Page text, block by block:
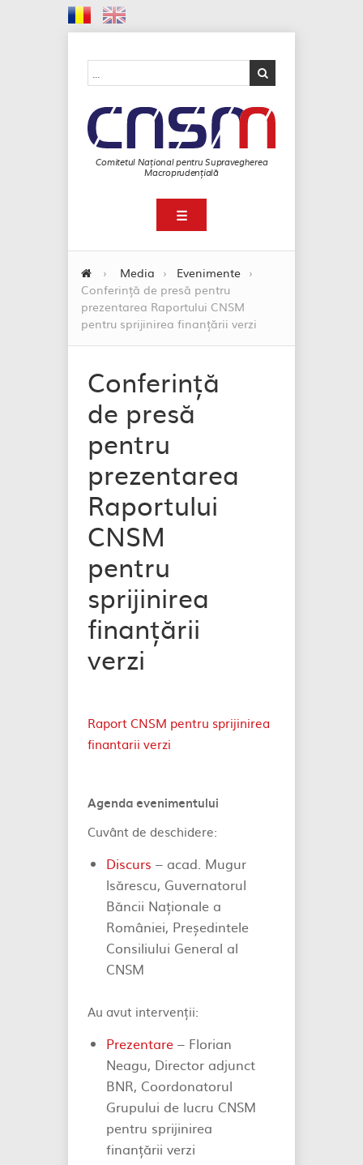
Comitetul Național pentru Supravegherea
Macroprudențială
☰
› Media › Evenimente ›
Conferință de presă pentru
prezentarea Raportului CNSM
pentru sprijinirea finanțării verzi
Conferință
de presă
pentru
prezentarea
Raportului
CNSM
pentru
sprijinirea
finanțării
verzi
Raport CNSM pentru sprijinirea
finantarii verzi
Agenda evenimentului
Cuvânt de deschidere:
Discurs – acad. Mugur
lsărescu, Guvernatorul
Băncii Naționale a
României, Președintele
Consiliului General al
CNSM
Au avut intervenții:
Prezentare – Florian
Neagu, Director adjunct
BNR, Coordonatorul
Grupului de lucru CNSM
pentru sprijinirea
finanțării verzi